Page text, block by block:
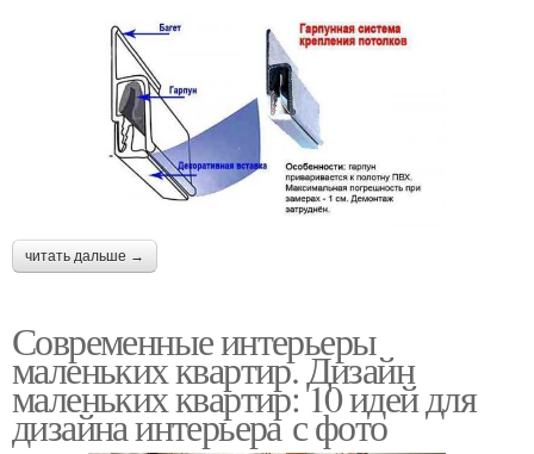
читать дальше →
Современные интерьеры
маленьких квартир. Дизайн
маленьких квартир: 10 идей для
дизайна интерьера с фото